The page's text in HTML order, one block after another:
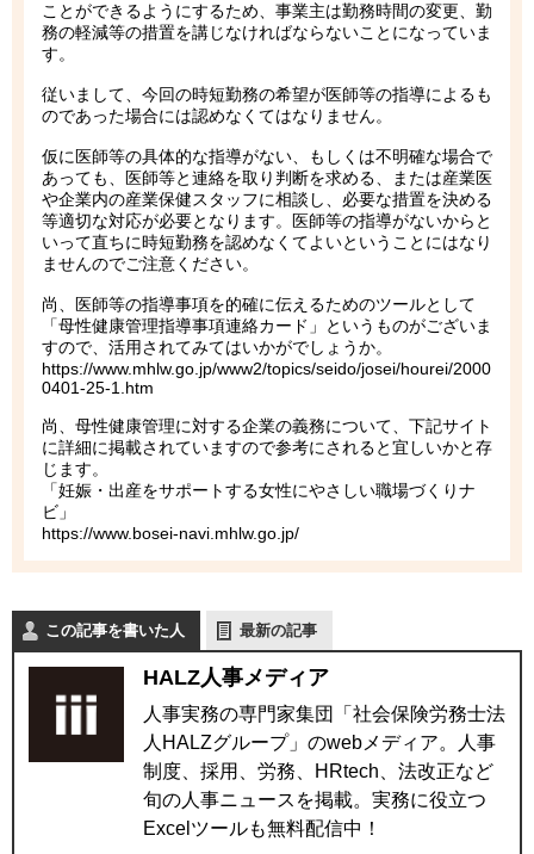
ことができるようにするため、事業主は勤務時間の変更、勤
務の軽減等の措置を講じなければならないことになっていま
す。
従いまして、今回の時短勤務の希望が医師等の指導によるも
のであった場合には認めなくてはなりません。
仮に医師等の具体的な指導がない、もしくは不明確な場合で
あっても、医師等と連絡を取り判断を求める、または産業医
や企業内の産業保健スタッフに相談し、必要な措置を決める
等適切な対応が必要となります。医師等の指導がないからと
いって直ちに時短勤務を認めなくてよいということにはなり
ませんのでご注意ください。
尚、医師等の指導事項を的確に伝えるためのツールとして
「母性健康管理指導事項連絡カード」というものがございま
すので、活用されてみてはいかがでしょうか。
https://www.mhlw.go.jp/www2/topics/seido/josei/hourei/2000
0401-25-1.htm
尚、母性健康管理に対する企業の義務について、下記サイト
に詳細に掲載されていますので参考にされると宜しいかと存
じます。
「妊娠・出産をサポートする女性にやさしい職場づくりナ
ビ」
https://www.bosei-navi.mhlw.go.jp/
この記事を書いた人 最新の記事
HALZ人事メディア
人事実務の専門家集団「社会保険労務士法
人HALZグループ」のwebメディア。人事
制度、採用、労務、HRtech、法改正など
旬の人事ニュースを掲載。実務に役立つ
Excelツールも無料配信中！